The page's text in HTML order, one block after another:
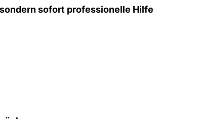
sofort professionelle Hilfe